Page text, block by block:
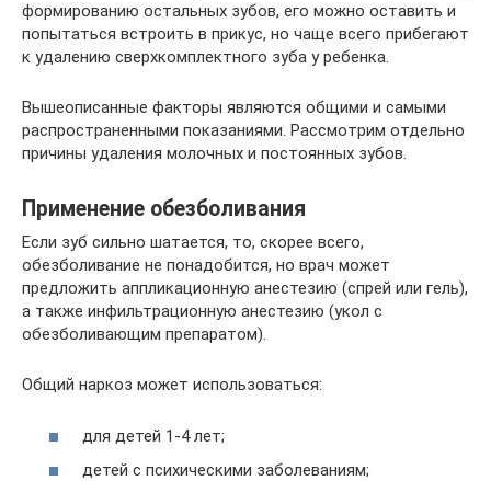
формированию остальных зубов, его можно оставить и
попытаться встроить в прикус, но чаще всего прибегают
к удалению сверхкомплектного зуба у ребенка.
Вышеописанные факторы являются общими и самыми
распространенными показаниями. Рассмотрим отдельно
причины удаления молочных и постоянных зубов.
Применение обезболивания
Если зуб сильно шатается, то, скорее всего,
обезболивание не понадобится, но врач может
предложить аппликационную анестезию (спрей или гель),
а также инфильтрационную анестезию (укол с
обезболивающим препаратом).
Общий наркоз может использоваться:
для детей 1-4 лет;
детей с психическими заболеваниям;